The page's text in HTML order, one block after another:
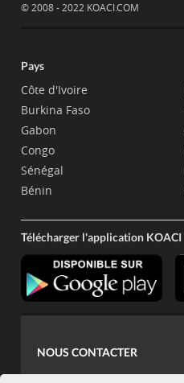
© 2008 - 2022 KOACI.COM
Pays
Côte d'Ivoire
Burkina Faso
Gabon
Congo
Sénégal
Bénin
Télécharger l'application KOACI
NOUS CONTACTER